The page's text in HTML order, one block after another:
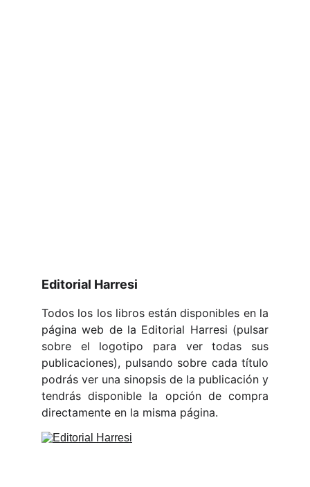
Editorial Harresi
Todos los los libros están disponibles en la
página web de la Editorial Harresi (pulsar
sobre el logotipo para ver todas sus
publicaciones), pulsando sobre cada título
podrás ver una sinopsis de la publicación y
tendrás disponible la opción de compra
directamente en la misma página.